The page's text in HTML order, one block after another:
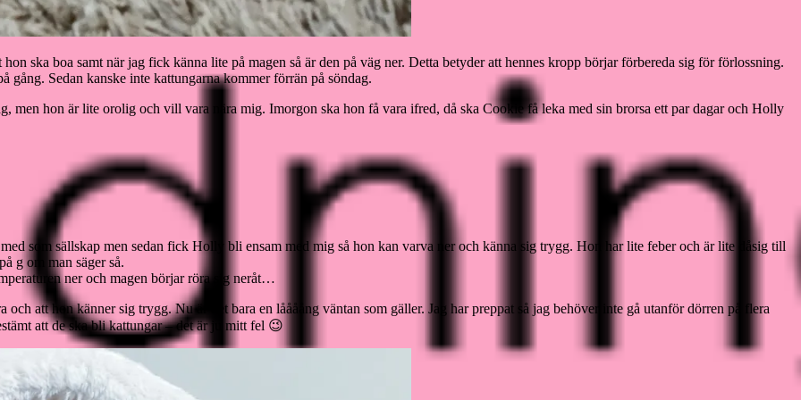
ska boa samt när jag fick känna lite på magen så är den på väg ner. Detta betyder att hennes kropp börjar förbereda sig för förlossning.
gång. Sedan kanske inte kattungarna kommer förrän på söndag.
men hon är lite orolig och vill vara nära mig. Imorgon ska hon få vara ifred, då ska Cookie få leka med sin brorsa ett par dagar och Holly
som sällskap men sedan fick Holly bli ensam med mig så hon kan varva ner och känna sig trygg. Hon har lite feber och är lite dåsig till
g om man säger så.
ner och magen börjar röra sig neråt…
att hon känner sig trygg. Nu är det bara en låååång väntan som gäller. Jag har preppat så jag behöver inte gå utanför dörren på flera
att de ska bli kattungar – det är ju mitt fel 😉